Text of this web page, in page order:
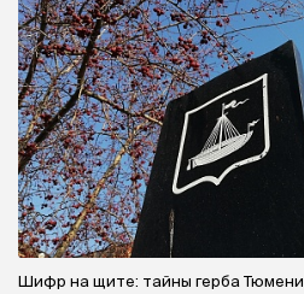
Шифр на щите: тайны герба Тюмени